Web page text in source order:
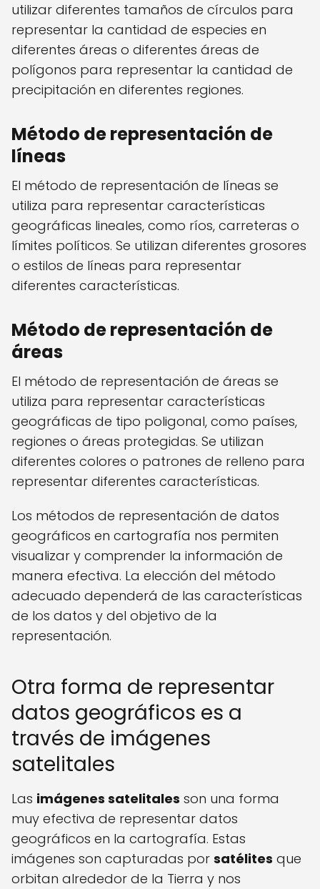
utilizar diferentes tamaños de círculos para
representar la cantidad de especies en
diferentes áreas o diferentes áreas de
polígonos para representar la cantidad de
precipitación en diferentes regiones.
Método de representación de
líneas
El método de representación de líneas se
utiliza para representar características
geográficas lineales, como ríos, carreteras o
límites políticos. Se utilizan diferentes grosores
o estilos de líneas para representar
diferentes características.
Método de representación de
áreas
El método de representación de áreas se
utiliza para representar características
geográficas de tipo poligonal, como países,
regiones o áreas protegidas. Se utilizan
diferentes colores o patrones de relleno para
representar diferentes características.
Los métodos de representación de datos
geográficos en cartografía nos permiten
visualizar y comprender la información de
manera efectiva. La elección del método
adecuado dependerá de las características
de los datos y del objetivo de la
representación.
Otra forma de representar
datos geográficos es a
través de imágenes
satelitales
Las imágenes satelitales son una forma
muy efectiva de representar datos
geográficos en la cartografía. Estas
imágenes son capturadas por satélites que
orbitan alrededor de la Tierra y nos